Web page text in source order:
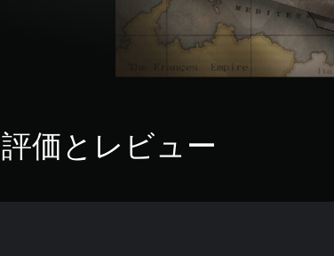
評価とレビュー